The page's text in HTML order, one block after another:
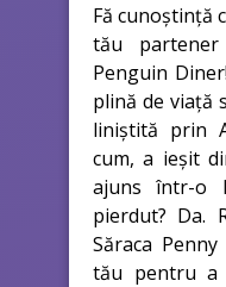
Fă cunoștință
tău
Penguin
plină de viață
liniștită prin
cum, a ieșit
ajuns într-o
pierdut? Da.
Săraca
tău pentru a